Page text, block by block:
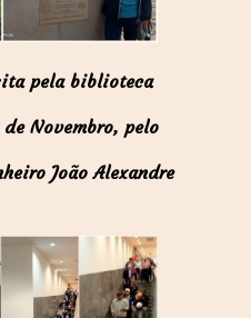
pela biblioteca
Novembro, pelo
João Alexandre